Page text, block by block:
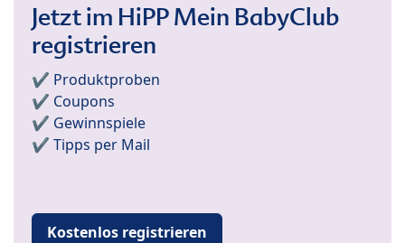
Jetzt im HiPP Mein BabyClub
registrieren
✔️ Produktproben
✔️ Coupons
✔️ Gewinnspiele
✔️ Tipps per Mail
Kostenlos registrieren